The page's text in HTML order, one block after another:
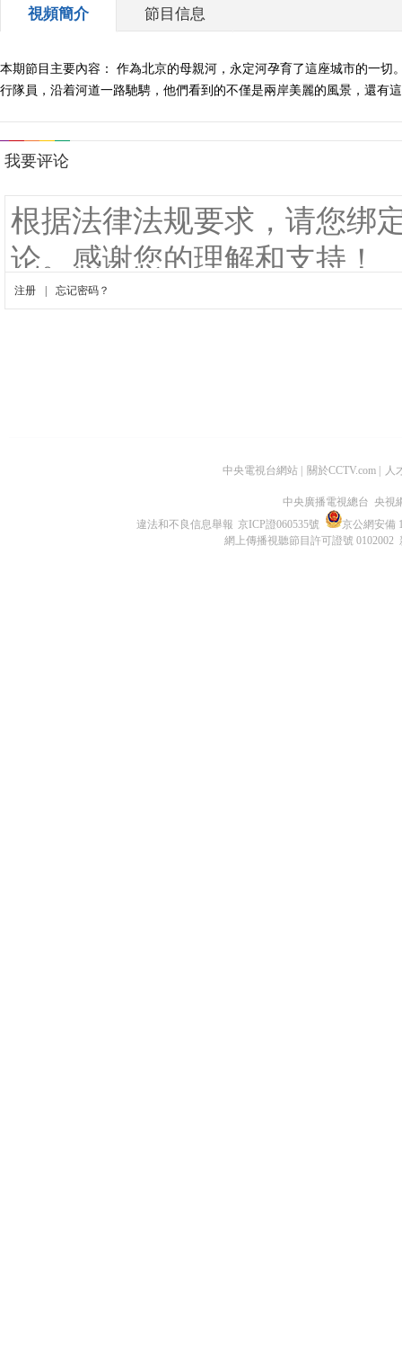
視頻簡介 節目信息
本期節目主要內容： 作為北京的母親河，永定河孕育了這座城市的一
行隊員，沿着河道一路馳騁，他們看到的不僅是兩岸美麗的風景，還有
中央電視台網站 關於CCTV.com 人
中央廣播電視總台 央視
違法和不良信息舉報 京ICP證060535號
京公網安備
網上傳播視聽節目許可證號 0102002